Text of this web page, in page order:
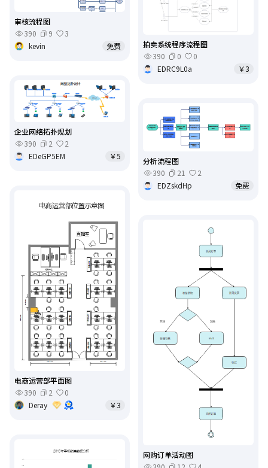
拍卖系统程序流程图
390
0
0
EDRC9L0a
￥3
审核流程图
390
9
3
kevin
免费
企业网络拓扑规划
390
2
2
EDeGP5EM
￥5
分析流程图
390
21
2
EDZskdHp
免费
电商运营部平面图
390
2
0
Deray
￥3
网购订单活动图